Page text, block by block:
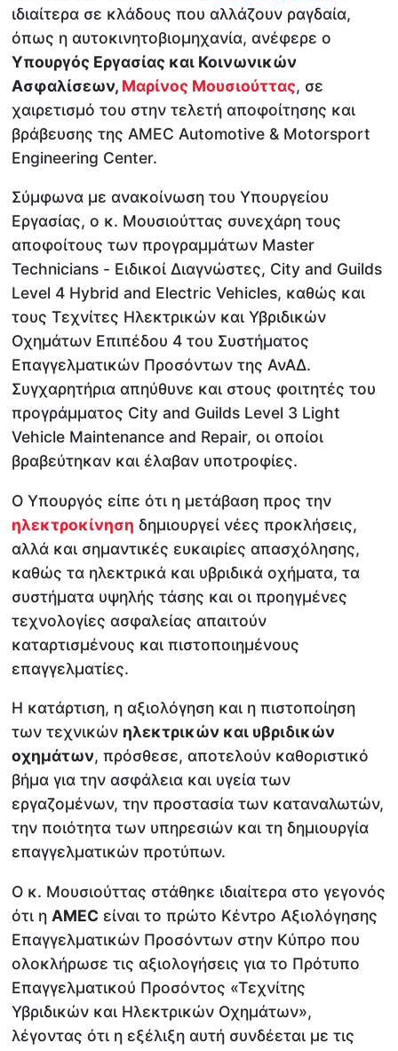
ιδιαίτερα σε κλάδους που αλλάζουν ραγδαία,
όπως η αυτοκινητοβιομηχανία, ανέφερε ο
Υπουργός Εργασίας και Κοινωνικών
Ασφαλίσεων, Μαρίνος Μουσιούττας, σε
χαιρετισμό του στην τελετή αποφοίτησης και
βράβευσης της AMEC Automotive & Motorsport
Engineering Center.
Σύμφωνα με ανακοίνωση του Υπουργείου
Εργασίας, ο κ. Μουσιούττας συνεχάρη τους
αποφοίτους των προγραμμάτων Master
Technicians - Ειδικοί Διαγνώστες, City and Guilds
Level 4 Hybrid and Electric Vehicles, καθώς και
τους Τεχνίτες Ηλεκτρικών και Υβριδικών
Οχημάτων Επιπέδου 4 του Συστήματος
Επαγγελματικών Προσόντων της ΑνΑΔ.
Συγχαρητήρια απηύθυνε και στους φοιτητές του
προγράμματος City and Guilds Level 3 Light
Vehicle Maintenance and Repair, οι οποίοι
βραβεύτηκαν και έλαβαν υποτροφίες.
Ο Υπουργός είπε ότι η μετάβαση προς την
ηλεκτροκίνηση δημιουργεί νέες προκλήσεις,
αλλά και σημαντικές ευκαιρίες απασχόλησης,
καθώς τα ηλεκτρικά και υβριδικά οχήματα, τα
συστήματα υψηλής τάσης και οι προηγμένες
τεχνολογίες ασφαλείας απαιτούν
καταρτισμένους και πιστοποιημένους
επαγγελματίες.
Η κατάρτιση, η αξιολόγηση και η πιστοποίηση
των τεχνικών ηλεκτρικών και υβριδικών
οχημάτων, πρόσθεσε, αποτελούν καθοριστικό
βήμα για την ασφάλεια και υγεία των
εργαζομένων, την προστασία των καταναλωτών,
την ποιότητα των υπηρεσιών και τη δημιουργία
επαγγελματικών προτύπων.
Ο κ. Μουσιούττας στάθηκε ιδιαίτερα στο γεγονός
ότι η AMEC είναι το πρώτο Κέντρο Αξιολόγησης
Επαγγελματικών Προσόντων στην Κύπρο που
ολοκλήρωσε τις αξιολογήσεις για το Πρότυπο
Επαγγελματικού Προσόντος «Τεχνίτης
Υβριδικών και Ηλεκτρικών Οχημάτων»,
λέγοντας ότι η εξέλιξη αυτή συνδέεται με τις